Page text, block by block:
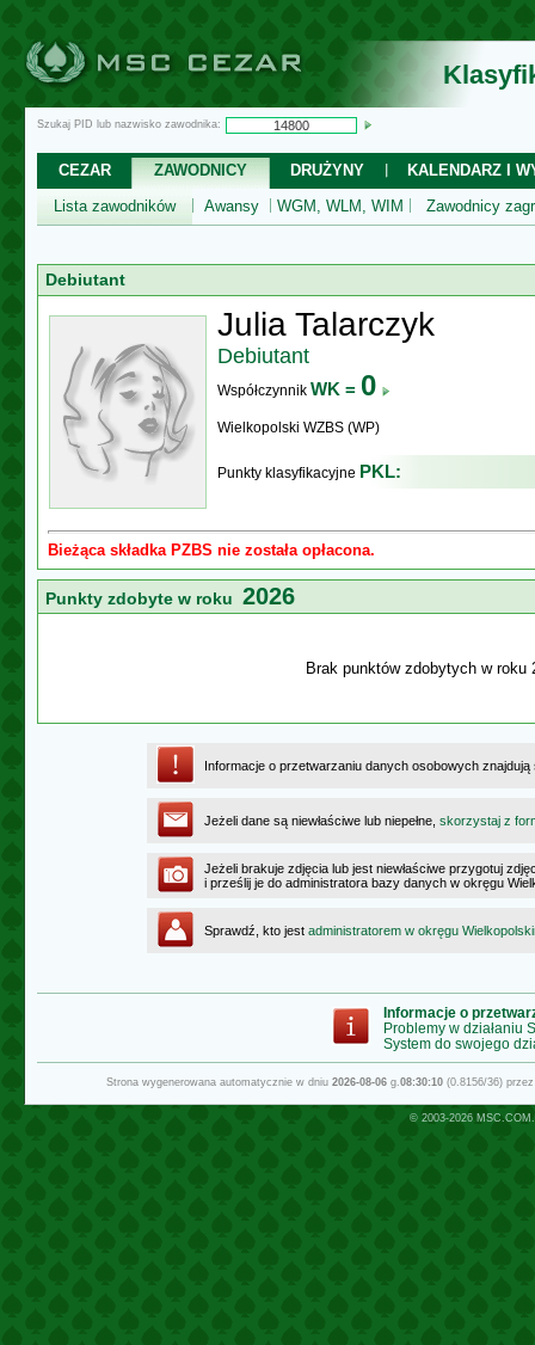
Szukaj PID lub nazwisko zawodnika:
CEZAR ZAWODNICY DRUŻYNY
KALENDARZ I
Lista zawodników
Awansy WGM, WLM, WIM Zawodnicy
Debiutant
Julia Talarczyk
Debiutant
Współczynnik WK = 0
Wielkopolski WZBS (WP)
Punkty klasyfikacyjne PKL:
Bieżąca składka PZBS nie została opłacona.
Punkty zdobyte w roku 2026
Brak punktów zdobytych w roku
Informacje o przetwarzaniu danych osobowych
Jeżeli dane są niewłaściwe lub niepełne, skorzystaj z
Jeżeli brakuje zdjęcia lub jest niewłaściwe przygotuj
i prześlij je do administratora bazy danych w okręgu
Sprawdź, kto jest administratorem w okręgu
Informacje o
Problemy w działaniu
System do swojego
Strona wygenerowana automatycznie w dniu 2026-08-06g.08:30:10(0.8156/36)
© 2003-2026